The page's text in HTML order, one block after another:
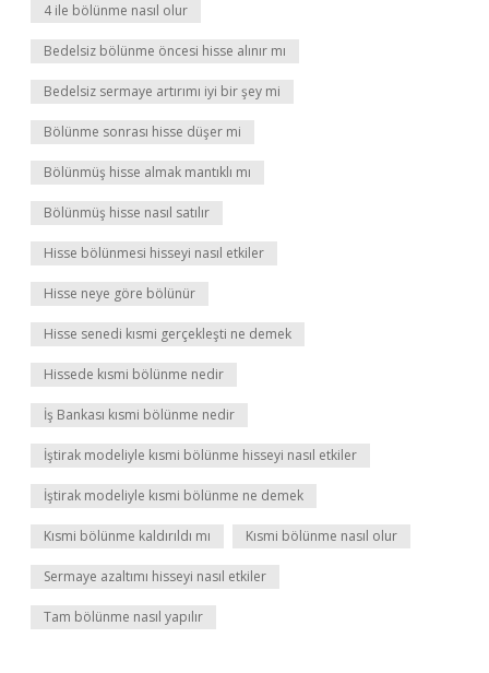
4 ile bölünme nasıl olur
Bedelsiz bölünme öncesi hisse alınır mı
Bedelsiz sermaye artırımı iyi bir şey mi
Bölünme sonrası hisse düşer mi
Bölünmüş hisse almak mantıklı mı
Bölünmüş hisse nasıl satılır
Hisse bölünmesi hisseyi nasıl etkiler
Hisse neye göre bölünür
Hisse senedi kısmi gerçekleşti ne demek
Hissede kısmi bölünme nedir
İş Bankası kısmi bölünme nedir
İştirak modeliyle kısmi bölünme hisseyi nasıl etkiler
İştirak modeliyle kısmi bölünme ne demek
Kısmi bölünme kaldırıldı mı Kısmi bölünme nasıl olur
Sermaye azaltımı hisseyi nasıl etkiler
Tam bölünme nasıl yapılır